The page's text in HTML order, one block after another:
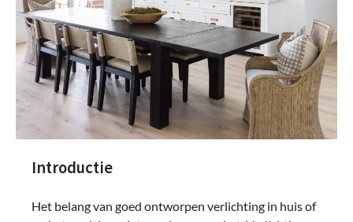
Introductie
Het belang van goed ontworpen verlichting in huis of